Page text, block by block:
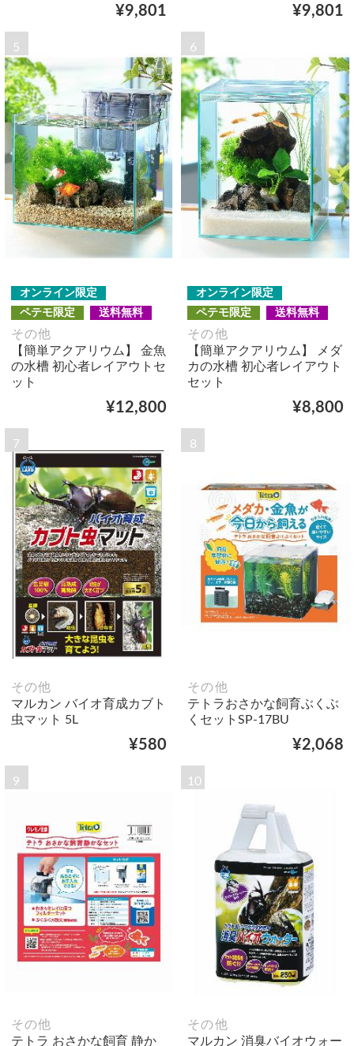
¥9,801 ¥9,801
5
オンライン限定
ペテモ限定
送料無料
その他
【簡単アクアリウム】 金魚
の水槽 初心者レイアウトセ
ット
¥12,800
6
オンライン限定
ペテモ限定
送料無料
その他
【簡単アクアリウム】 メダ
カの水槽 初心者レイアウト
セット
¥8,800
7
その他
マルカン バイオ育成カブト
虫マット 5L
¥580
8
その他
テトラおさかな飼育ぶくぶ
くセットSP-17BU
¥2,068
9
その他
テトラ おさかな飼育 静か
10
その他
マルカン 消臭バイオウォー